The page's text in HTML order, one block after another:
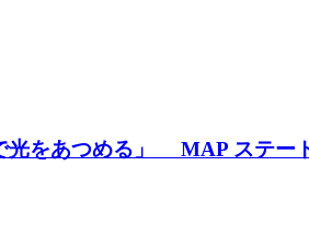
をあつめる」 MAP ステー